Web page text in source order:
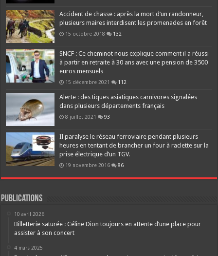
Accident de chasse : après la mort d’un randonneur,
plusieurs maires interdisent les promenades en forêt
15 octobre 2018 132
SNCF : Ce cheminot nous explique comment il a réussi
à partir en retraite à 30 ans avec une pension de 3500
euros mensuels
15 décembre 2021 112
Alerte : des tiques asiatiques carnivores signalées
dans plusieurs départements français
8 juillet 2021 93
Il paralyse le réseau ferroviaire pendant plusieurs
heures en tentant de brancher un four à raclette sur la
prise électrique d’un TGV.
19 novembre 2016 86
Publications
10 avril 2026
Billetterie saturée : Céline Dion toujours en attente d’une place pour
assister à son concert
4 mars 2025